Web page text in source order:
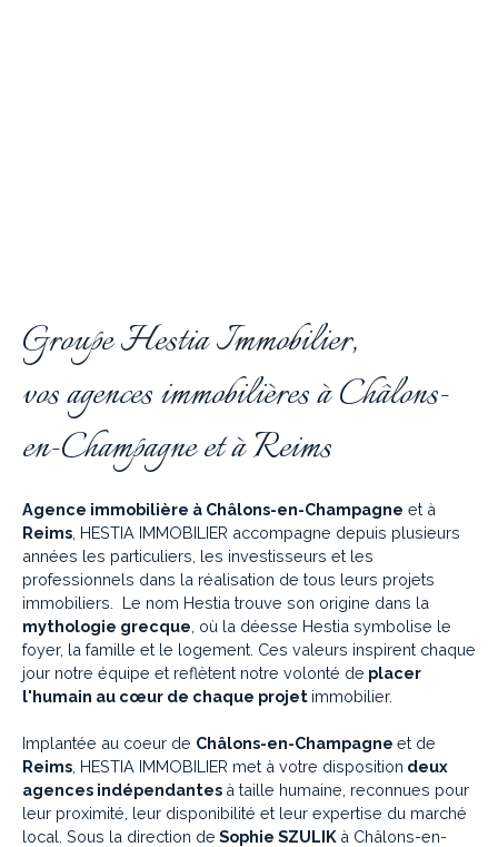
Groupe Hestia Immobilier,
vos agences immobilières à Châlons-
en-Champagne et à Reims
Agence immobilière à Châlons-en-Champagne et à
Reims , HESTIA IMMOBILIER accompagne depuis plusieurs
années les particuliers, les investisseurs et les
professionnels dans la réalisation de tous leurs projets
immobiliers. Le nom Hestia trouve son origine dans la
mythologie grecque , où la déesse Hestia symbolise le
foyer, la famille et le logement. Ces valeurs inspirent chaque
jour notre équipe et reflètent notre volonté de placer
l'humain au cœur de chaque projet immobilier.
Implantée au coeur de Châlons-en-Champagne et de
Reims , HESTIA IMMOBILIER met à votre disposition deux
agences indépendantes à taille humaine, reconnues pour
leur proximité, leur disponibilité et leur expertise du marché
local. Sous la direction de Sophie SZULIK à Châlons-en-